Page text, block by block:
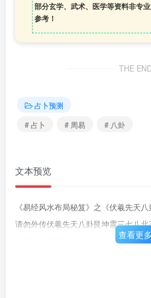
部分玄学、武术、医学等资料非专
参考！
THE
占卜预测
# 占卜
# 周易 # 八卦
文本预览
《易经风水布局秘笈》之《伏羲先天
请勿外传伏羲先天八卦艮坤震三七八
查看更多